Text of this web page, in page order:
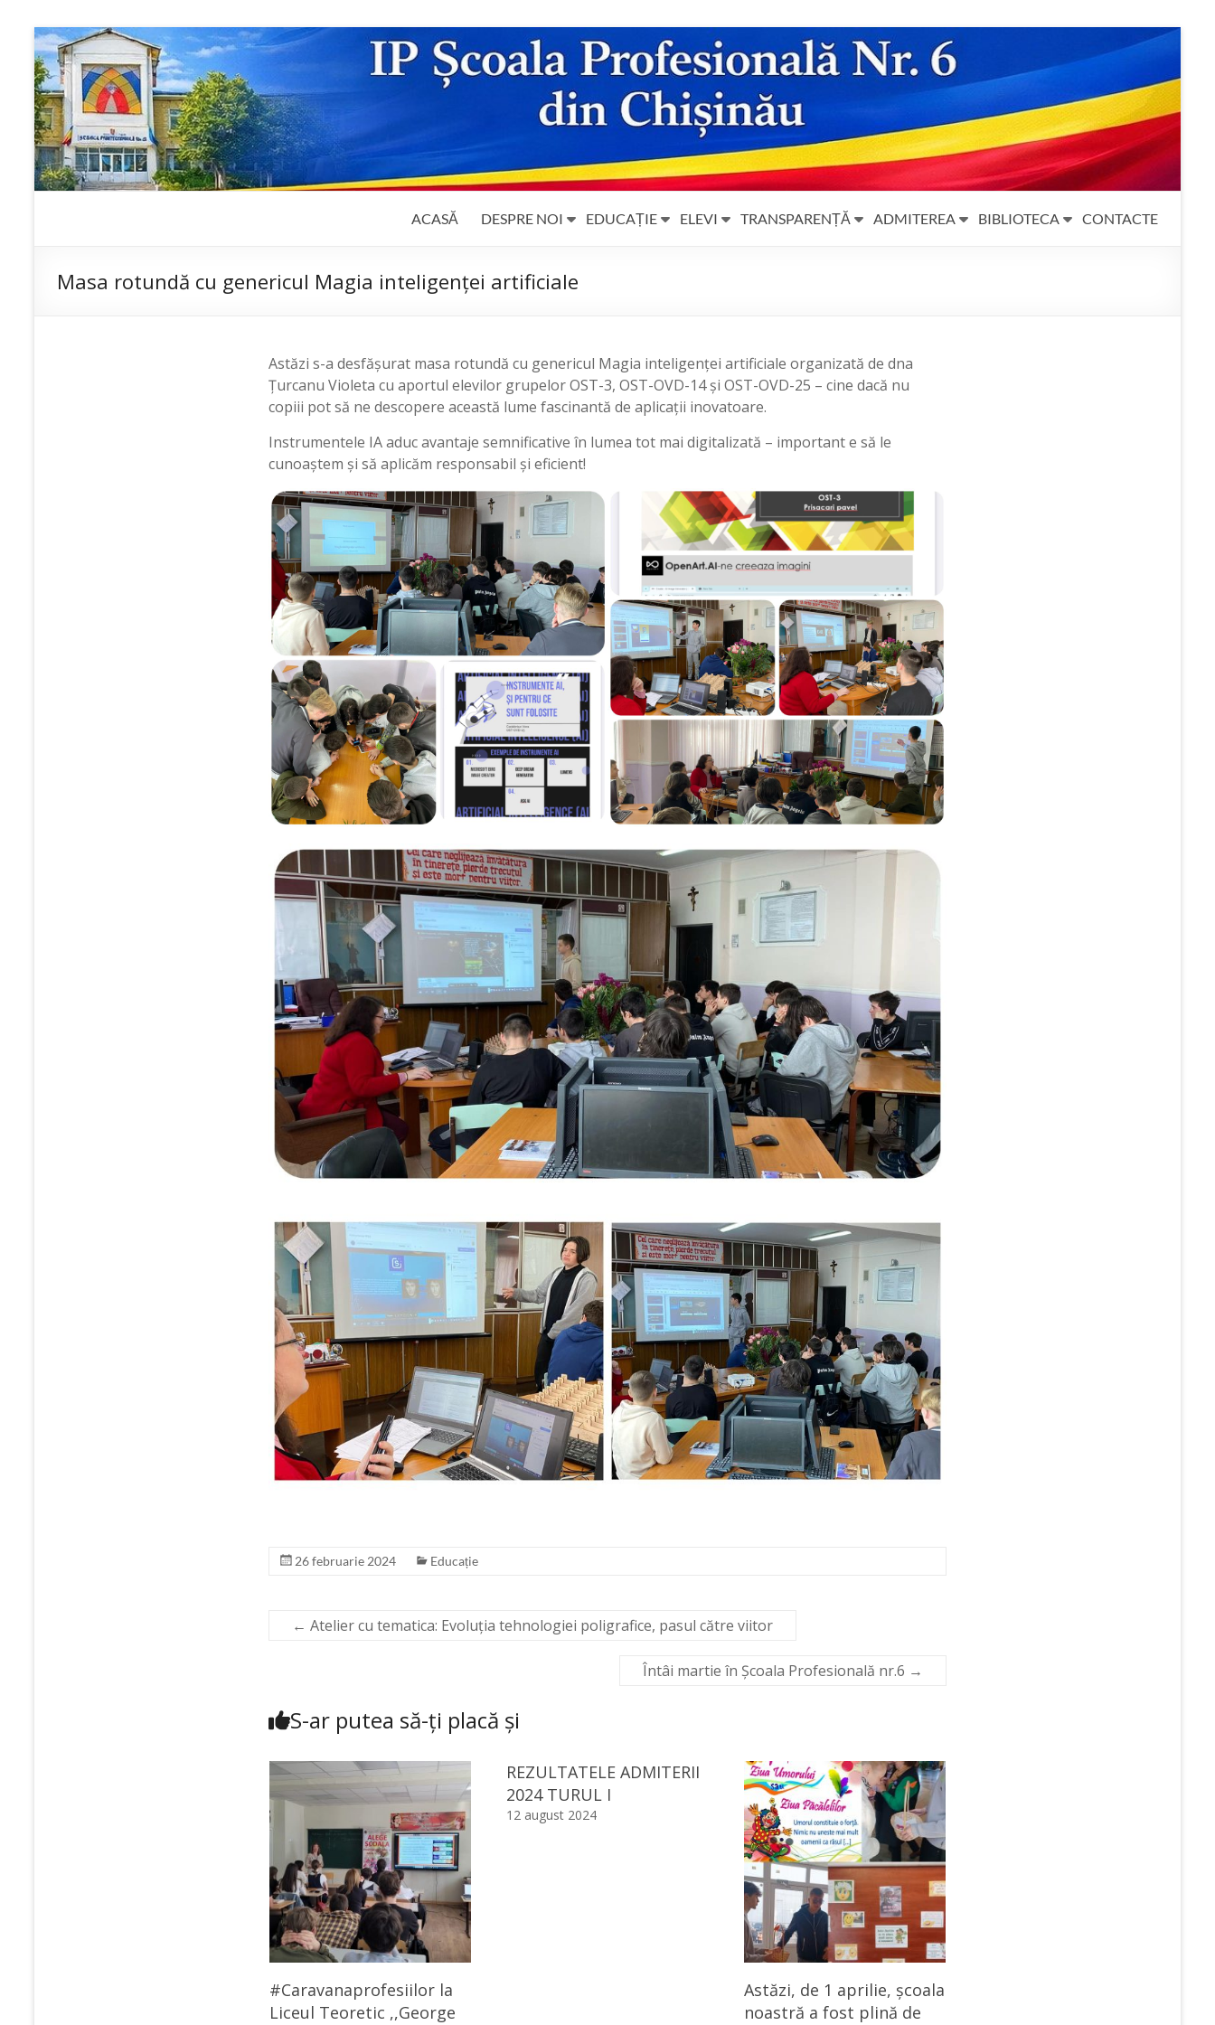
Skip
to
content
PROFESIONALĂ
NR.6
nr.6; școală
ACASĂ DESPRE NOI EDUCAȚIE ELEVI TRANSPARENȚĂ ADMITEREA BIBLIOTECA CONTACTE
Masa rotundă cu genericul Magia inteligenței artificiale
Astăzi s-a desfășurat masa rotundă cu genericul Magia inteligenței artificiale organizată de dna
Țurcanu Violeta cu aportul elevilor grupelor OST-3, OST-OVD-14 și OST-OVD-25 – cine dacă nu
copiii pot să ne descopere această lume fascinantă de aplicații inovatoare.
Instrumentele IA aduc avantaje semnificative în lumea tot mai digitalizată – important e să le
cunoaștem și să aplicăm responsabil și eficient!
26 februarie 2024 Educație
← Atelier cu tematica: Evoluția tehnologiei poligrafice, pasul către viitor
Întâi martie în Școala Profesională nr.6 →
S-ar putea să-ți placă și
#Caravanaprofesiilor la
Liceul Teoretic ,,George
REZULTATELE ADMITERII
2024 TURUL I
12 august 2024
Astăzi, de 1 aprilie, școala
noastră a fost plină de